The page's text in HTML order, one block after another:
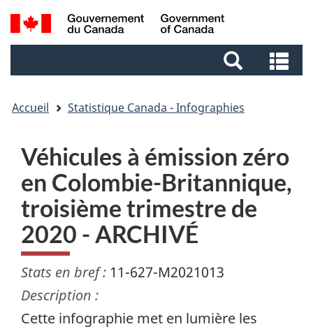
Aller
au
Aller
au
Passer
à
Recherche
et
et
Accueil Statistique Canada - Infographies
Véhicules à émission zéro
en Colombie-Britannique,
troisième trimestre de
2020 - ARCHIVÉ
Stats en bref : 11-627-M2021013
Description :
Cette infographie met en lumière les